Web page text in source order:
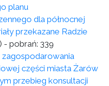
planu
dla północnej
przekazane Radzie
- pobrań: 339
części miasta Żarów
przebieg konsultacji